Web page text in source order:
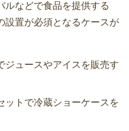
ルなどで食品を提供する
設置が必須となるケースが
ジュースやアイスを販売す
ットで冷蔵ショーケースを